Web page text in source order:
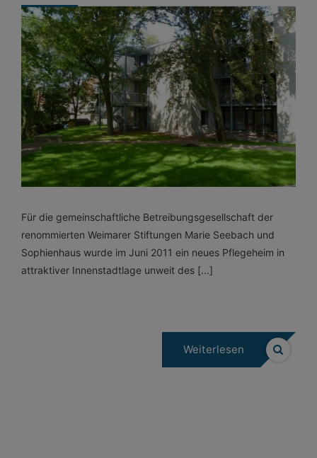
Für die gemeinschaftliche Betreibungsgesellschaft der
renommierten Weimarer Stiftungen Marie Seebach und
Sophienhaus wurde im Juni 2011 ein neues Pflegeheim in
attraktiver Innenstadtlage unweit des [...]
Weiterlesen